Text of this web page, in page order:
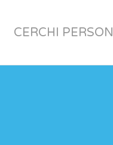
CERCHI